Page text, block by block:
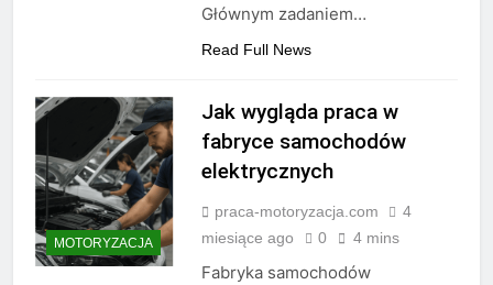
Głównym zadaniem…
Read Full News
MOTORYZACJA
Jak wygląda praca w
fabryce samochodów
elektrycznych
praca-motoryzacja.com
4
miesiące ago
0 4 mins
Fabryka samochodów